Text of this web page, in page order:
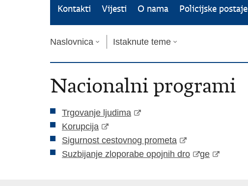
Kontakti Vijesti O nama Policijske postaje
Naslovnica Istaknute teme
Nacionalni programi
Trgovanje ljudima
Korupcija
Sigurnost cestovnog prometa
Suzbijanje zloporabe opojnih dro
ge